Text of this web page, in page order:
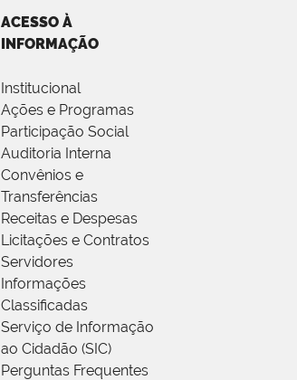
ACESSO À
INFORMAÇÃO
Institucional
Ações e Programas
Participação Social
Auditoria Interna
Convênios e
Transferências
Receitas e Despesas
Licitações e Contratos
Servidores
Informações
Classificadas
Serviço de Informação
ao Cidadão (SIC)
Perguntas Frequentes